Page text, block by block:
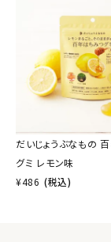
だいじょうぶなもの
グミ レモン味
¥486 (税込)